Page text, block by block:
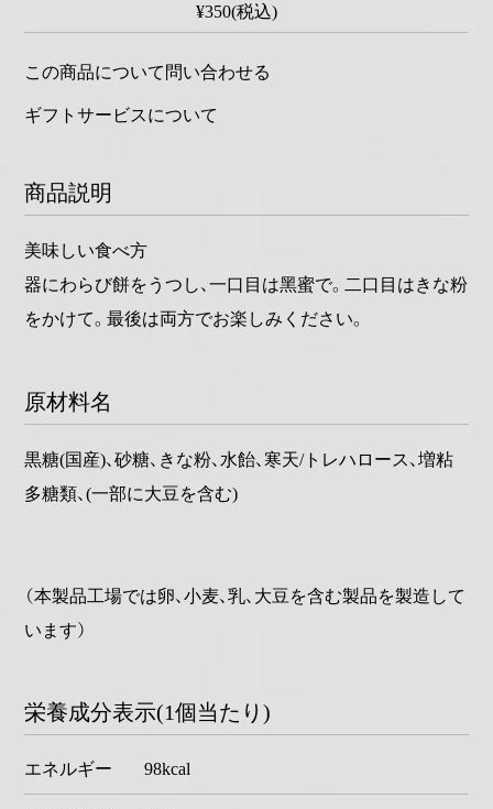
¥350(税込)
この商品について問い合わせる
ギフトサービスについて
商品説明
美味しい食べ方
器にわらび餅をうつし、一口目は黑蜜で。二口目はきな粉
をかけて。最後は両方でお楽しみください。
原材料名
黒糖(国産)、砂糖、きな粉、水飴、寒天/トレハロース、増粘
多糖類、(一部に大豆を含む)
（本製品工場では卵、小麦、乳、大豆を含む製品を製造して
います）
栄養成分表示(1個当たり)
エネルギー 98kcal